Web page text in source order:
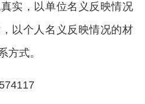
实，以单位名义反映情况
以个人名义反映情况的材
方式。